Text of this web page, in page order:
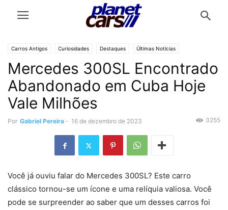
Carros Antigos Curiosidades Destaques Últimas Notícias
Mercedes 300SL Encontrado
Abandonado em Cuba Hoje
Vale Milhões
Por Gabriel Pereira - 16 de dezembro de 2023 3255
Você já ouviu falar do Mercedes 300SL? Este carro
clássico tornou-se um ícone e uma relíquia valiosa. Você
pode se surpreender ao saber que um desses carros foi